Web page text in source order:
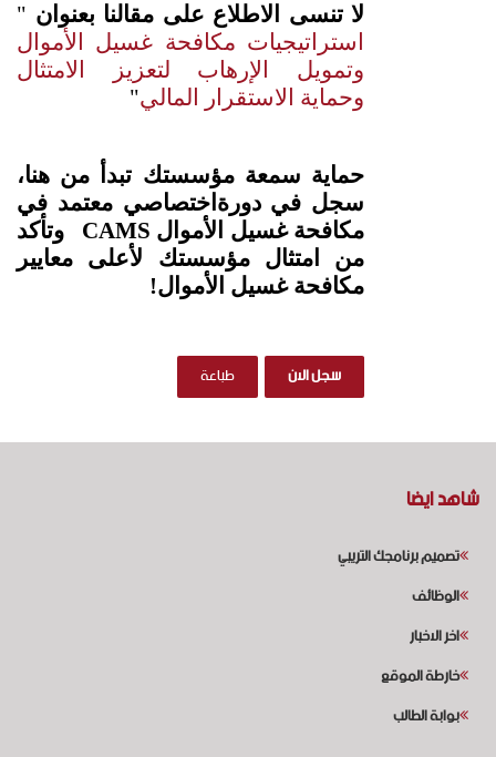
لا تنسى الاطلاع على مقالنا بعنوان "
استراتيجيات مكافحة غسيل الأموال
وتمويل الإرهاب لتعزيز الامتثال
وحماية الاستقرار المالي"
حماية سمعة مؤسستك تبدأ من هنا،
سجل في دورة اختصاصي معتمد في
مكافحة غسيل الأموال CAMS
وتأكد
من امتثال مؤسستك لأعلى معايير
مكافحة غسيل الأموال!
شاهد ايضا
تصميم برنامجك التريبي
الوظائف
اخر الاخبار
خارطة الموقع
بوابة الطالب